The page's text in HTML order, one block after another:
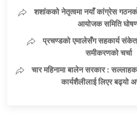
शशांकको नेतृत्वमा नयाँ कांग्रेस
आयोजक समिति
प्रचण्डको एमालेसँग सहकार्य
समीकरणको चर्चा
चार महिनामा बालेन सरकार :
कार्यशैलीलाई लिएर बढ्यो